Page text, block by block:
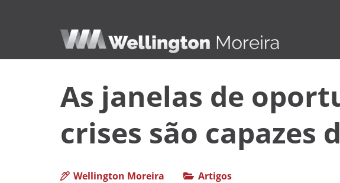
As janelas de
crises são capazes
Wellington Moreira Artigos